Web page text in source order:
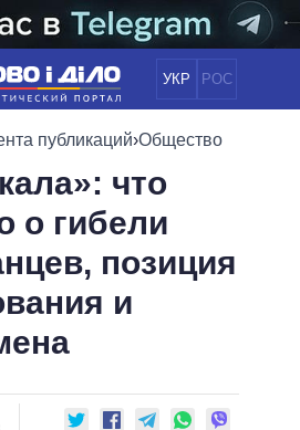
УКР РОС
НОВОСТИ
ПОЛИТИКА
ЭКОНОМИКА
ОБЩЕСТВО
МИР
ОБЕЩАНИЯ
ПОЛИТИКИ
ОФИС
ВИДЕО
публикаций›Общество
что
о гибели
позиция
и